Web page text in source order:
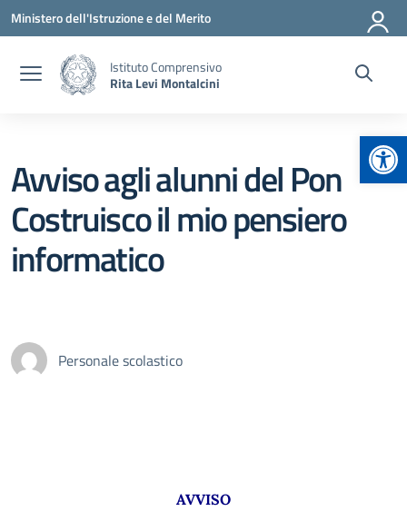
Vai ai contenuti
Vai al menu di navigazione
Vai al footer
Ministero dell'Istruzione e del Merito
Istituto Comprensivo
Rita Levi Montalcini
Avviso agli alunni del Pon
Costruisco il mio pensiero
informatico
Personale scolastico
AVVISO